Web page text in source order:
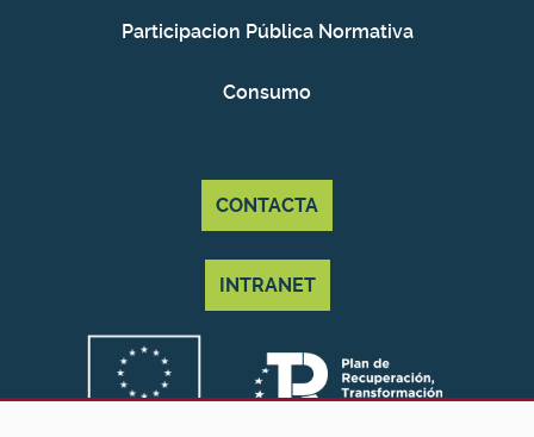
Participacion Pública Normativa
Consumo
CONTACTA
INTRANET